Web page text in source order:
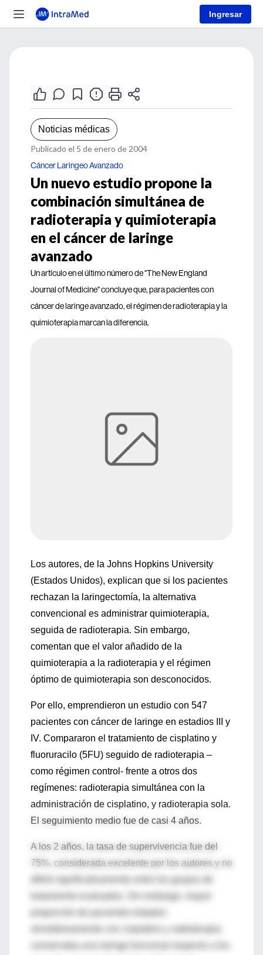
Ingresar
Noticias médicas
Publicado el 5 de enero de 2004
Cáncer Laringeo Avanzado
Un nuevo estudio propone la
combinación simultánea de
radioterapia y quimioterapia
en el cáncer de laringe
avanzado
Un artículo en el último número de "The New England
Journal of Medicine" concluye que, para pacientes con
cáncer de laringe avanzado, el régimen de radioterapia y la
quimioterapia marcan la diferencia.
Los autores, de la Johns Hopkins University
(Estados Unidos), explican que si los pacientes
rechazan la laringectomía, la alternativa
convencional es administrar quimioterapia,
seguida de radioterapia. Sin embargo,
comentan que el valor añadido de la
quimioterapia a la radioterapia y el régimen
óptimo de quimioterapia son desconocidos.
Por ello, emprendieron un estudio con 547
pacientes con cáncer de laringe en estadios III y
IV. Compararon el tratamiento de cisplatino y
fluoruracilo (5FU) seguido de radioterapia –
como régimen control- frente a otros dos
regímenes: radioterapia simultánea con la
administración de cisplatino, y radioterapia sola.
El seguimiento medio fue de casi 4 años.
A los 2 años, la tasa de supervivencia fue del
75%, considerada excelente por los autores y no
difirió significativamente entre los grupos de
tratamiento evaluados. Sin embargo, mayor
simultáneamente con cisplatino y radioterapia
conservaba una laringe funcional respecto a los